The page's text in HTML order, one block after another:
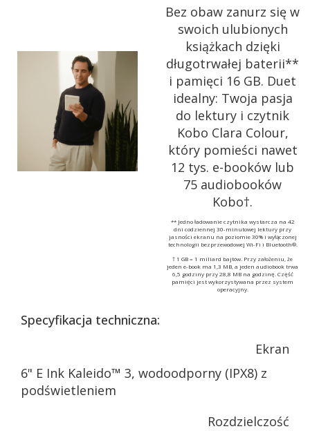
Bez obaw zanurz się w
swoich ulubionych
książkach dzięki
długotrwałej baterii**
i pamięci 16 GB. Duet
idealny: Twoja pasja
do lektury i czytnik
Kobo Clara Colour,
który pomieści nawet
12 tys. e-booków lub
75 audiobooków
Kobo†.
** Jedno ładowanie czytnika wystarcza na 42
dni codziennej 30-minutowej lektury przy
jasności ekranu na poziomie 30% i wyłączonej
technologii bezprzewodowej Wi-Fi i Bluetooth®.
† 1 GB = 1 miliard bajtów. Przy założeniu, że
jeden e-book ma 1,3 MB, a jeden audiobook trwa
6,5 godziny przy 28,8 MB na godzinę. Część
pamięci jest wykorzystywana przez system
operacyjny.
Specyfikacja techniczna:
Ekran
6" E Ink Kaleido™ 3, wodoodporny (IPX8) z
podświetleniem
Rozdzielczość